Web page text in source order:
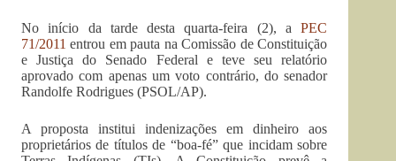
No início da tarde desta quarta-feira (2), aPEC
71/2011 entrou em pauta na Comissão de Constituição
e Justiça do Senado Federal e teve seu relatório
aprovado com apenas um voto contrário, do senador
Randolfe Rodrigues (PSOL/AP).
A proposta institui indenizações em dinheiro aos
proprietários de títulos de “boa-fé” que incidam sobre